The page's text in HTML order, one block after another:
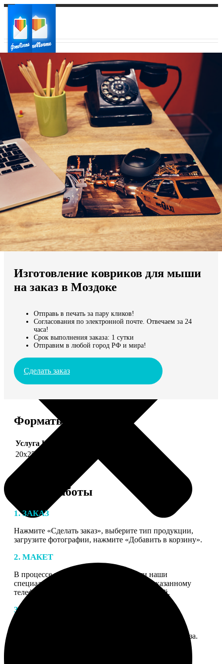
Ваш город:
Ваш регион доставки
Выберите из списка:
Мы доставляем по всему миру
Продолжить без города
Изготовление ковриков для мыши
на заказ в Моздоке
Отправь в печать за пару кликов!
Согласования по электронной почте. Отвечаем за 24
часа!
Срок выполнения заказа: 1 сутки
Отправим в любой город РФ и мира!
Сделать заказ
Форматы и цены
Услуга Цена, руб.
20х25
Этапы работы
1. ЗАКАЗ
Нажмите «Сделать заказ», выберите тип продукции,
загрузите фотографии, нажмите «Добавить в корзину».
2. МАКЕТ
В процессе подготовки заказа к печати наши
специалисты могут связаться с Вами по указанному
телефону или email для согласования деталей.
3. ИЗГОТОВЛЕНИЕ
получите подтверждение на email с описанием заказа.